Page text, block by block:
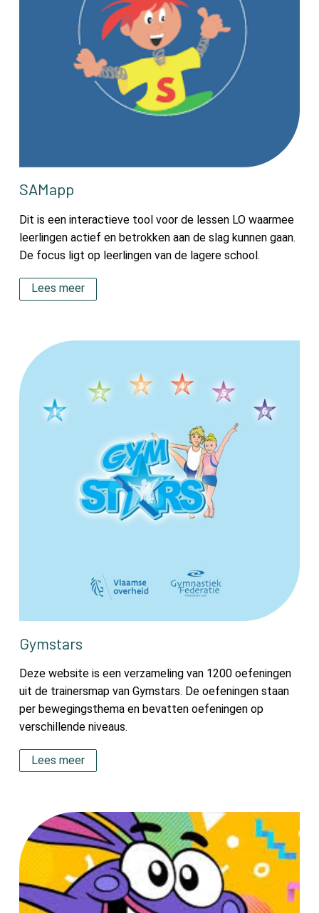
SAMapp
Dit is een interactieve tool voor de lessen LO waarmee
leerlingen actief en betrokken aan de slag kunnen gaan.
De focus ligt op leerlingen van de lagere school.
Lees meer
Gymstars
Deze website is een verzameling van 1200 oefeningen
uit de trainersmap van Gymstars. De oefeningen staan
per bewegingsthema en bevatten oefeningen op
verschillende niveaus.
Lees meer